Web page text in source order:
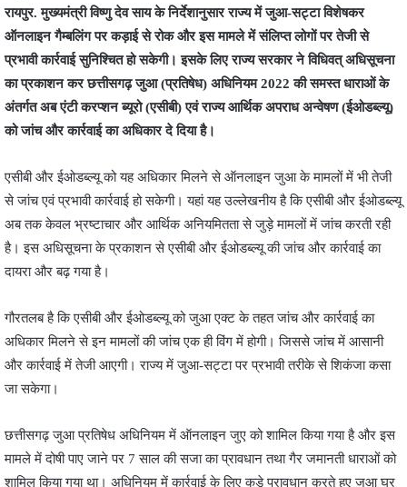
रायपुर. मुख्यमंत्री विष्णु देव साय के निर्देशानुसार राज्य में जुआ-सट्टा विशेषकर
ऑनलाइन गैम्बलिंग पर कड़ाई से रोक और इस मामले में संलिप्त लोगों पर तेजी से
प्रभावी कार्रवाई सुनिश्चित हो सकेगी। इसके लिए राज्य सरकार ने विधिवत् अधिसूचना
का प्रकाशन कर छत्तीसगढ़ जुआ (प्रतिषेध) अधिनियम 2022 की समस्त धाराओं के
अंतर्गत अब एंटी करप्शन ब्यूरो (एसीबी) एवं राज्य आर्थिक अपराध अन्वेषण (ईओडब्ल्यू)
को जांच और कार्रवाई का अधिकार दे दिया है।
एसीबी और ईओडब्ल्यू को यह अधिकार मिलने से ऑनलाइन जुआ के मामलों में भी तेजी
से जांच एवं प्रभावी कार्रवाई हो सकेगी। यहां यह उल्लेखनीय है कि एसीबी और ईओडब्ल्यू
अब तक केवल भ्रष्टाचार और आर्थिक अनियमितता से जुड़े मामलों में जांच करती रही
है। इस अधिसूचना के प्रकाशन से एसीबी और ईओडब्ल्यू की जांच और कार्रवाई का
दायरा और बढ़ गया है।
गौरतलब है कि एसीबी और ईओडब्ल्यू को जुआ एक्ट के तहत जांच और कार्रवाई का
अधिकार मिलने से इन मामलों की जांच एक ही विंग में होगी। जिससे जांच में आसानी
और कार्रवाई में तेजी आएगी। राज्य में जुआ-सट्टा पर प्रभावी तरीके से शिकंजा कसा
जा सकेगा।
छत्तीसगढ़ जुआ प्रतिषेध अधिनियम में ऑनलाइन जुए को शामिल किया गया है और इस
मामले में दोषी पाए जाने पर 7 साल की सजा का प्रावधान तथा गैर जमानती धाराओं को
शामिल किया गया था। अधिनियम में कार्रवाई के लिए कड़े प्रावधान करते हुए जुआ घर